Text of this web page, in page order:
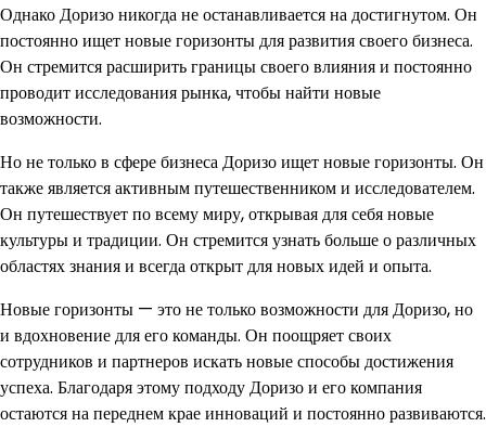
Однако Доризо никогда не останавливается на достигнутом. Он
постоянно ищет новые горизонты для развития своего бизнеса.
Он стремится расширить границы своего влияния и постоянно
проводит исследования рынка, чтобы найти новые
возможности.
Но не только в сфере бизнеса Доризо ищет новые горизонты. Он
также является активным путешественником и исследователем.
Он путешествует по всему миру, открывая для себя новые
культуры и традиции. Он стремится узнать больше о различных
областях знания и всегда открыт для новых идей и опыта.
Новые горизонты — это не только возможности для Доризо, но
и вдохновение для его команды. Он поощряет своих
сотрудников и партнеров искать новые способы достижения
успеха. Благодаря этому подходу Доризо и его компания
остаются на переднем крае инноваций и постоянно развиваются.